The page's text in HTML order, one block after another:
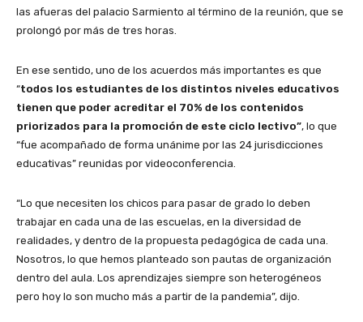
las afueras del palacio Sarmiento al término de la reunión, que se
prolongó por más de tres horas.
En ese sentido, uno de los acuerdos más importantes es que
“todos los estudiantes de los distintos niveles educativos
tienen que poder acreditar el 70% de los contenidos
priorizados para la promoción de este ciclo lectivo”, lo que
“fue acompañado de forma unánime por las 24 jurisdicciones
educativas” reunidas por videoconferencia.
“Lo que necesiten los chicos para pasar de grado lo deben
trabajar en cada una de las escuelas, en la diversidad de
realidades, y dentro de la propuesta pedagógica de cada una.
Nosotros, lo que hemos planteado son pautas de organización
dentro del aula. Los aprendizajes siempre son heterogéneos
pero hoy lo son mucho más a partir de la pandemia”, dijo.